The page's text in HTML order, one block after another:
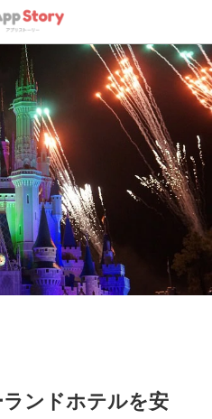
ランドホテルを安